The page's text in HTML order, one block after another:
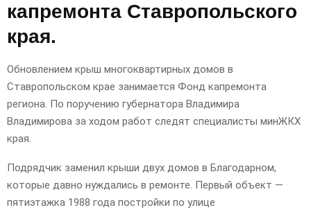
капремонта Ставропольского
края.
Обновлением крыш многоквартирных домов в
Ставропольском крае занимается Фонд капремонта
региона. По поручению губернатора Владимира
Владимирова за ходом работ следят специалисты минЖКХ
края.
Подрядчик заменил крыши двух домов в Благодарном,
которые давно нуждались в ремонте. Первый объект —
пятиэтажка 1988 года постройки по улице